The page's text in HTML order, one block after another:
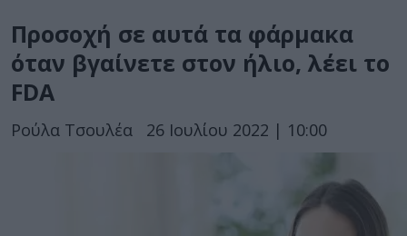
Προσοχή σε αυτά τα φάρμακα
όταν βγαίνετε στον ήλιο, λέει το
FDA
Ρούλα Τσουλέα 26 Ιουλίου 2022 | 10:00